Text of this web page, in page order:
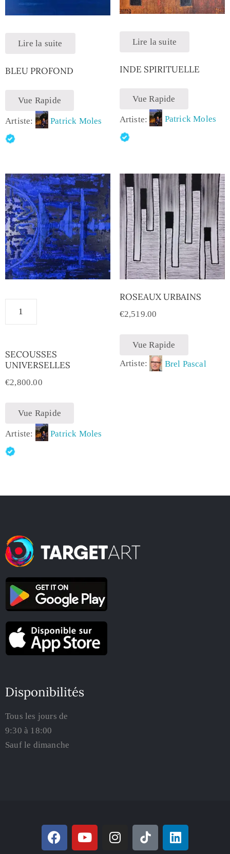
Lire la suite
BLEU PROFOND
Vue Rapide
Artiste: Patrick Moles
Lire la suite
INDE SPIRITUELLE
Vue Rapide
Artiste: Patrick Moles
SECOUSSES
UNIVERSELLES
€2,800.00
Vue Rapide
Artiste: Patrick Moles
ROSEAUX URBAINS
€2,519.00
Vue Rapide
Artiste:
Brel Pascal
Disponibilités
Tous les jours de
9:30 à 18:00
Sauf le dimanche